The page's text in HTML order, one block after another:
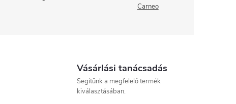
Carneo
Vásárlási tanácsadás
Segítünk a megfelelő termék
kiválasztásában.